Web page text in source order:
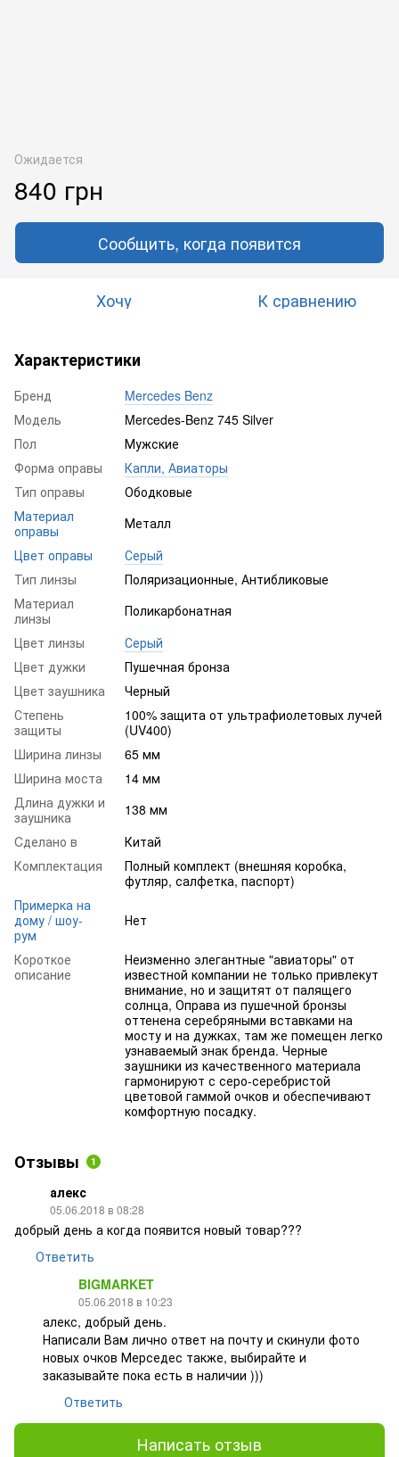
Ожидается
840 грн
Сообщить, когда появится
Хочу К сравнению
Характеристики
Бренд
Mercedes Benz
Модель
Mercedes-Benz 745 Silver
Пол
Мужские
Форма оправы
Капли, Авиаторы
Тип оправы
Ободковые
Материал
оправы
Металл
Цвет оправы
Серый
Тип линзы
Поляризационные, Антибликовые
Материал
линзы
Поликарбонатная
Цвет линзы
Серый
Цвет дужки
Пушечная бронза
Цвет заушника
Черный
Степень
защиты
100% защита от ультрафиолетовых лучей
(UV400)
Ширина линзы
65 мм
Ширина моста
14 мм
Длина дужки и
заушника
138 мм
Cделано в
Китай
Комплектация
Полный комплект (внешняя коробка,
футляр, салфетка, паспорт)
Примерка на
дому / шоу-
рум
Нет
Короткое
описание
Неизменно элегантные "авиаторы" от
известной компании не только привлекут
внимание, но и защитят от палящего
солнца, Оправа из пушечной бронзы
оттенена серебряными вставками на
мосту и на дужках, там же помещен легко
узнаваемый знак бренда. Черные
заушники из качественного материала
гармонируют с серо-серебристой
цветовой гаммой очков и обеспечивают
комфортную посадку.
Отзывы 1
алекс
05.06.2018 в 08:28
добрый день а когда появится новый товар???
Ответить
BIGMARKET
05.06.2018 в 10:23
алекс, добрый день.
Написали Вам лично ответ на почту и скинули фото
новых очков Мерседес также, выбирайте и
заказывайте пока есть в наличии )))
Ответить
Написать отзыв